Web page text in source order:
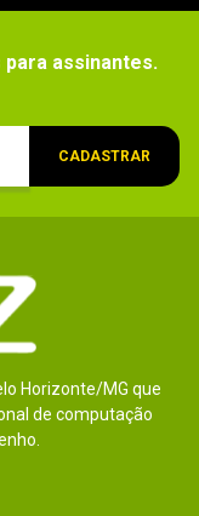
assinantes.
CADASTRAR
Horizonte/MG que
de computação